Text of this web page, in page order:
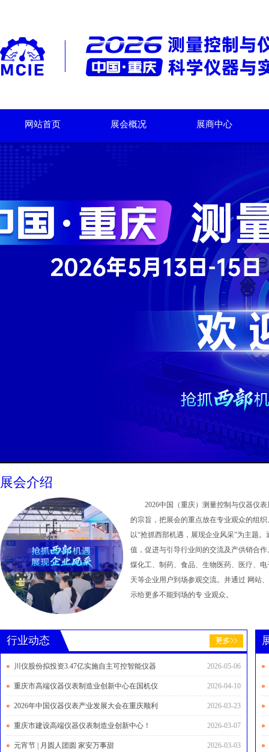
网站首页 展会概况 展商中心
展会介绍
2026中国（重庆）测量控制与仪器仪
的宗旨，把展会的重点放在专业观众的组
以“抢抓西部机遇，展现企业风采”为主题
值，促进与引导行业间的交流及产供销合
煤化工、制药、食品、生物医药、医疗、
天等企业用户到场参观交流。并通过 网站
示给更多不能到场的专 业观众。
行业动态
川仪股份拟投资3.47亿实施自主可控智能仪器 2026-05-06
重庆市高端仪器仪表制造业创新中心在国机仪 2026-04-10
2026年中国仪器仪表产业发展大会在重庆顺利 2026-03-23
重庆市建设高端仪器仪表制造业创新中心！ 2026-03-07
元宵节 | 月圆人团圆 家安万事甜 2026-03-03